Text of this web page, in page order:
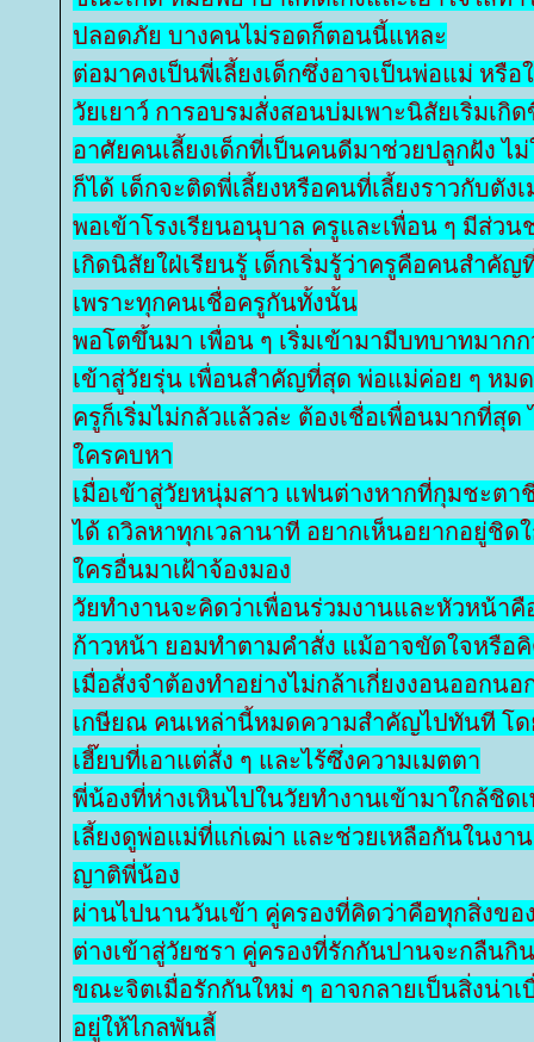
ปลอดภัย บางคนไม่รอดก็ตอนนี้แหละ
ต่อมาคงเป็นพี่เลี้ยงเด็กซึ่งอาจเป็นพ่อแม่ หรือ
วัยเยาว์ การอบรมสั่งสอนบ่มเพาะนิสัยเริ่มเกิ
อาศัยคนเลี้ยงเด็กที่เป็นคนดีมาช่วยปลูกฝัง ไ
ก็ได้ เด็กจะติดพี่เลี้ยงหรือคนที่เลี้ยงราวกับตังเ
พอเข้าโรงเรียนอนุบาล ครูและเพื่อน ๆ มีส่ว
เกิดนิสัยใฝ่เรียนรู้ เด็กเริ่มรู้ว่าครูคือคนสำคั
เพราะทุกคนเชื่อครูกันทั้งนั้น
พอโตขึ้นมา เพื่อน ๆ เริ่มเข้ามามีบทบาทมากก
เข้าสู่วัยรุ่น เพื่อนสำคัญที่สุด พ่อแม่ค่อย ๆ ห
ครูก็เริ่มไม่กลัวแล้วล่ะ ต้องเชื่อเพื่อนมากที่สุ
ครคบหา
เมื่อเข้าสู่วัยหนุ่มสาว แฟนต่างหากที่กุมชะตา
ได้ ถวิลหาทุกเวลานาที อยากเห็นอยากอยู่ชิด
ครอื่นมาเฝ้าจ้องมอง
วัยทำงานจะคิดว่าเพื่อนร่วมงานและหัวหน้า
ก้าวหน้า ยอมทำตามคำสั่ง แม้อาจขัดใจหรือ
เมื่อสั่งจำต้องทำอย่างไม่กล้าเกี่ยงงอนออกน
เกษียณ คนเหล่านี้หมดความสำคัญไปทันที โ
เฮี๊ยบที่เอาแต่สั่ง ๆ และไร้ซึ่งความเมตตา
พี่น้องที่ห่างเหินไปในวัยทำงานเข้ามาใกล้ชิด
เลี้ยงดูพ่อแม่ที่แก่เฒ่า และช่วยเหลือกันในงา
ญาติพี่น้อง
ผ่านไปนานวันเข้า คู่ครองที่คิดว่าคือทุกสิ่งข
ต่างเข้าสู่วัยชรา คู่ครองที่รักกันปานจะกลืนกิ
ขณะจิตเมื่อรักกันใหม่ ๆ อาจกลายเป็นสิ่งน่า
อยู่ให้ไกลพันลี้